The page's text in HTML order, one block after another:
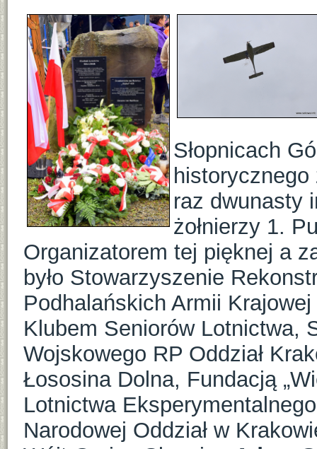
Słopnicach
raz dwunasty
żołnierzy 1.
Organizatorem tej pięknej a
było Stowarzyszenie
Podhalańskich Armii
Klubem Seniorów Lotnictwa,
Wojskowego RP Oddział
Łososina Dolna, Fundacją
Lotnictwa
Narodowej Oddział w